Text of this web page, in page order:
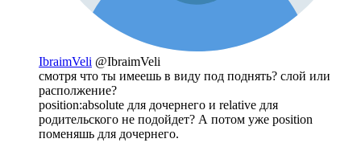
IbraimVeli @IbraimVeli
смотря что ты имеешь в виду под поднять? слой или
располжение?
position:absolute для дочернего и relative для
родительского не подойдет? А потом уже position
поменяшь для дочернего.